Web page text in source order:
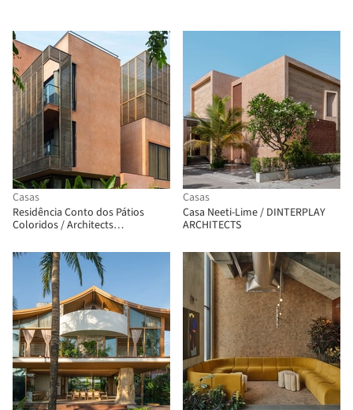
Casas
Residência Conto dos Pátios
Coloridos / Architects
Casas
Casa Neeti-Lime / DINTERPLAY
ARCHITECTS